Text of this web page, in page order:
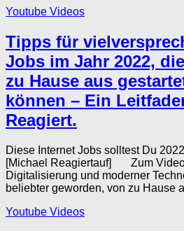
Youtube Videos
Tipps für
Jobs im Jahr 2022,
zu Hause aus
können – Ein
Reagiert.
Diese Internet Jobs solltest Du
[Michael Reagiertauf] Zum
Digitalisierung und moderner
beliebter geworden, von zu Hause
Youtube Videos